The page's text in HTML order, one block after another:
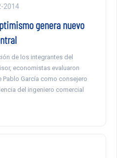
2014
genera nuevo
de los integrantes del
economistas evaluaron
García como consejero
del ingeniero comercial